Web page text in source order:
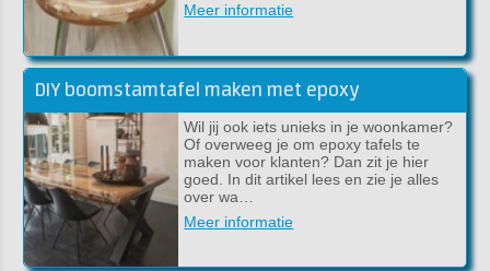
Meer informatie
DIY boomstamtafel maken met epoxy
Wil jij ook iets unieks in je woonkamer?
Of overweeg je om epoxy tafels te
maken voor klanten? Dan zit je hier
goed. In dit artikel lees en zie je alles
over wa…
Meer informatie